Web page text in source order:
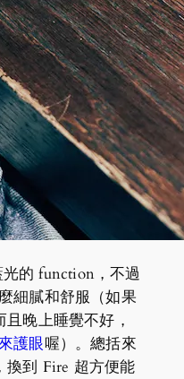
的 function，不過
細膩和舒服（如果
晚上睡覺不好，
護眼喔）。總括來
換到 Fire 超方便能